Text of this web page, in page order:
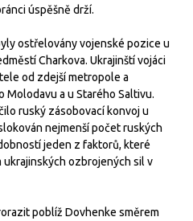
úspěšně drží.
ostřelovány vojenské pozice u
Charkova. Ukrajinští vojáci
od zdejší metropole a
a u Starého Saltivu.
ruský zásobovací konvoj u
nejmenší počet ruských
jeden z faktorů, které
ukrajinských ozbrojených sil v
poblíž Dovhenke směrem